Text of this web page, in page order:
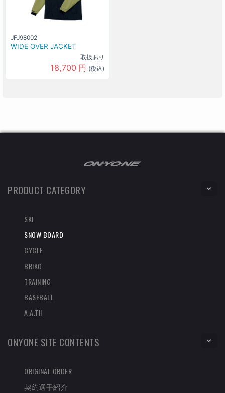
JFJ98002
WIDE OVER JACKET
取扱あり
18,700 円 (税込)
PRODUCT CATEGORY
SKI
SNOW BOARD
CYCLE
BRIKO
TRAINING
BASEBALL
A.A.TH
ONYONE SITE CONTENTS
ORIGINAL ORDER
契約選手紹介